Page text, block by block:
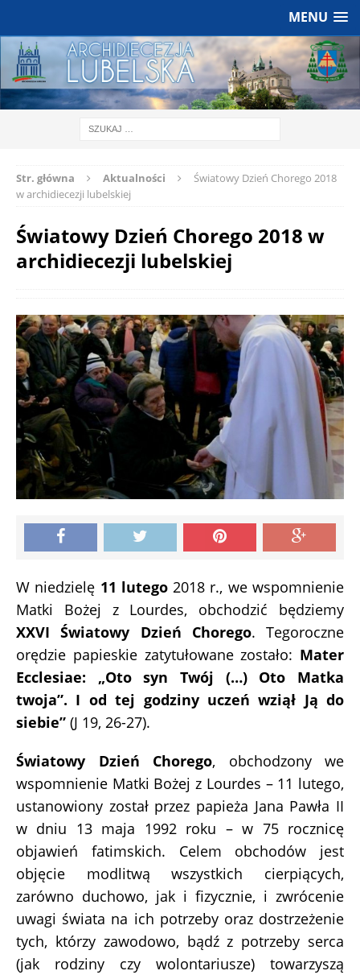
MENU
Str. główna Aktualności
Światowy Dzień Chorego 2018
w archidiecezji lubelskiej
Światowy Dzień Chorego 2018 w
archidiecezji lubelskiej
W niedzielę 11 lutego2018 r., we wspomnienie
Matki Bożej z Lourdes, obchodzić będziemy
XXVI Światowy Dzień Chorego. Tegoroczne
orędzie papieskie zatytułowane zostało: Mater
Ecclesiae: „Oto syn Twój (…) Oto Matka
twoja”. I od tej godziny uczeń wziął Ją do
siebie” (J 19, 26-27).
Światowy Dzień Chorego, obchodzony we
wspomnienie Matki Bożej z Lourdes – 11 lutego,
ustanowiony został przez papieża Jana Pawła II
w dniu 13 maja 1992 roku – w 75 rocznicę
objawień fatimskich. Celem obchodów jest
objęcie modlitwą wszystkich cierpiących,
zarówno duchowo, jak i fizycznie, i zwrócenie
uwagi świata na ich potrzeby oraz dostrzeżenie
tych, którzy zawodowo, bądź z potrzeby serca
(jak rodziny czy wolontariusze) towarzyszą